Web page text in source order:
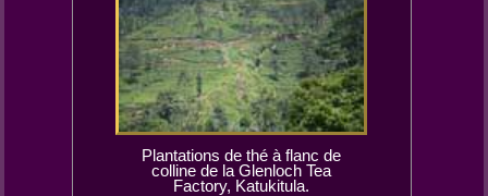
Plantations de thé à flanc de
colline de la Glenloch Tea
Factory, Katukitula.